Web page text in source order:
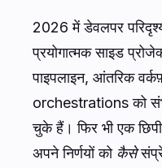
2026 में डेवलपर
प्रयोगात्मक साइड
पाइपलाइन, आंतरिक
orchestrations को
चुके हैं। फिर भी एक
अपने निर्णयों को कैसे